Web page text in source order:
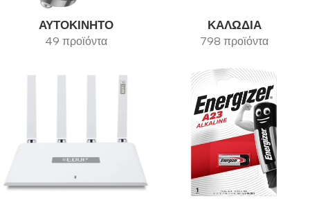
ΑΥΤΟΚΊΝΗΤΟ
49 προϊόντα
ΚΑΛΏΔΙΑ
798 προϊόντα